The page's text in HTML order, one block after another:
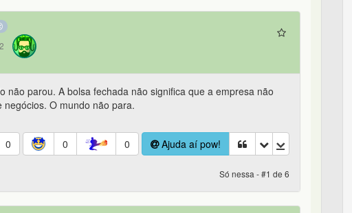
não parou. A bolsa fechada não significa que a empresa não
O mundo não para.
0 0 0 Ajuda aí pow!
Só nessa - #1 de 6